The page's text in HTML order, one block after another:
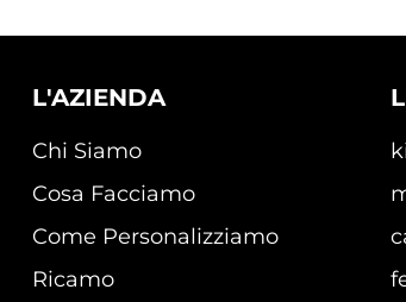
L'AZIENDA
Chi Siamo
Cosa Facciamo
Come Personalizziamo
Ricamo